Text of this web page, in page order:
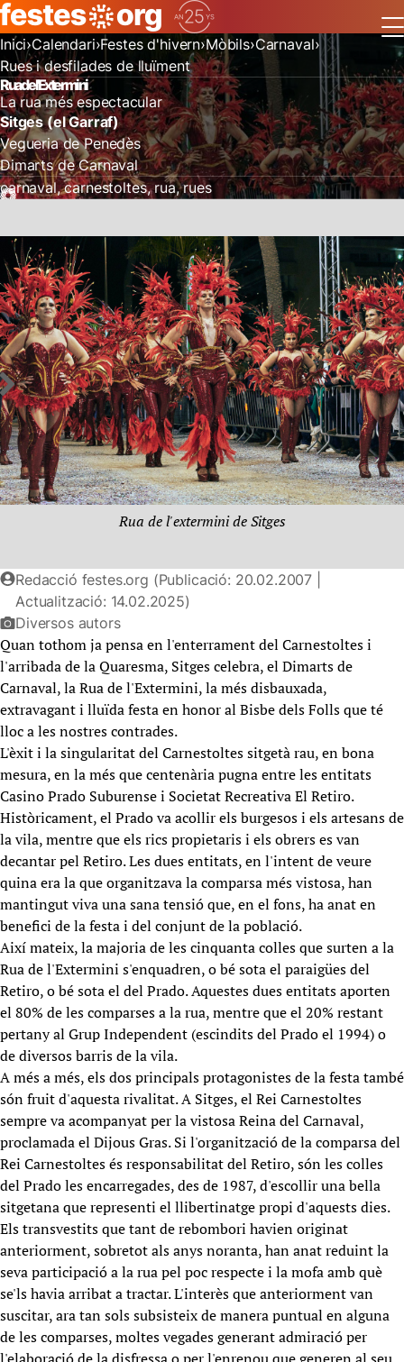
Inici Calendari Festes d'hivern Mòbils Carnaval
Rues i desfilades de lluïment
Rua de l'Extermini
La rua més espectacular
Sitges (el Garraf)
Vegueria de Penedès
Dimarts de Carnaval
carnaval carnestoltes rua rues
Rua de l'extermini de Sitges
Redacció festes.org (Publicació: 20.02.2007 |
Actualització: 14.02.2025)
Diversos autors
Quan tothom ja pensa en l'enterrament del Carnestoltes i
l'arribada de la Quaresma, Sitges celebra, el Dimarts de
Carnaval, la Rua de l'Extermini, la més disbauxada,
extravagant i lluïda festa en honor al Bisbe dels Folls que té
lloc a les nostres contrades.
L'èxit i la singularitat del Carnestoltes sitgetà rau, en bona
mesura, en la més que centenària pugna entre les entitats
Casino Prado Suburense i Societat Recreativa El Retiro.
Històricament, el Prado va acollir els burgesos i els artesans de
la vila, mentre que els rics propietaris i els obrers es van
decantar pel Retiro. Les dues entitats, en l'intent de veure
quina era la que organitzava la comparsa més vistosa, han
mantingut viva una sana tensió que, en el fons, ha anat en
benefici de la festa i del conjunt de la població.
Així mateix, la majoria de les cinquanta colles que surten a la
Rua de l'Extermini s'enquadren, o bé sota el paraigües del
Retiro, o bé sota el del Prado. Aquestes dues entitats aporten
el 80% de les comparses a la rua, mentre que el 20% restant
pertany al Grup Independent (escindits del Prado el 1994) o
de diversos barris de la vila.
A més a més, els dos principals protagonistes de la festa també
són fruit d'aquesta rivalitat. A Sitges, el Rei Carnestoltes
sempre va acompanyat per la vistosa Reina del Carnaval,
proclamada el Dijous Gras. Si l'organització de la comparsa del
Rei Carnestoltes és responsabilitat del Retiro, són les colles
del Prado les encarregades, des de 1987, d'escollir una bella
sitgetana que representi el llibertinatge propi d'aquests dies.
Els transvestits que tant de rebombori havien originat
anteriorment, sobretot als anys noranta, han anat reduint la
seva participació a la rua pel poc respecte i la mofa amb què
se'ls havia arribat a tractar. L'interès que anteriorment van
suscitar, ara tan sols subsisteix de manera puntual en alguna
de les comparses, moltes vegades generant admiració per